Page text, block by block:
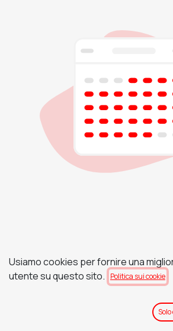
Usiamo cookies per fornire una
utente su questo sito.
Politica sui cookie